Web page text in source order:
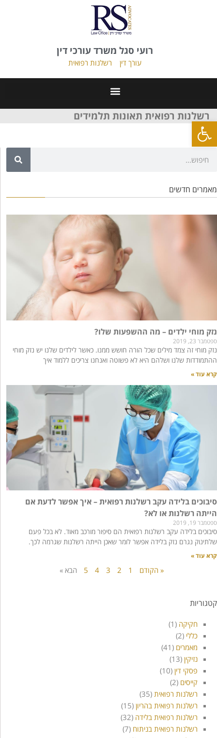
פתח סרגל נגישות
רועי סגל משרד עורכי דין
עורך דין רשלנות רפואית
רשלנות רפואית תאונות תלמידים
מאמרים חדשים
נזק מוחי ילדים – מה ההשפעות שלו?
ספטמבר 23, 2019
נזק מוחי זה צמד מילים שכל הורה חושש ממנו. כאשר לילדים שלנו יש נזק מוחי
ההתמודדות שלנו ושלהם היא לא פשוטה ואנחנו צריכים ללמוד איך
קרא עוד »
סיבוכים בלידה עקב רשלנות רפואית – איך אפשר לדעת אם
הייתה רשלנות או לא?
ספטמבר 19, 2019
סיבוכים בלידה עקב רשלנות רפואית הם סיפור מורכב מאוד. לא בכל פעם
שלתינוק נגרם נזק בלידה אפשר לומר שאכן הייתה רשלנות שגרמה לכך.
קרא עוד »
« הקודם 1
2
3
4
5 הבא »
קטגוריות
חקיקה (1)
כללי (2)
מאמרים (41)
נזיקין (13)
פסקי דין (10)
קייסים (2)
רשלנות רפואית (35)
רשלנות רפואית בהריון (15)
רשלנות רפואית בלידה (32)
רשלנות רפואית בניתוח (7)